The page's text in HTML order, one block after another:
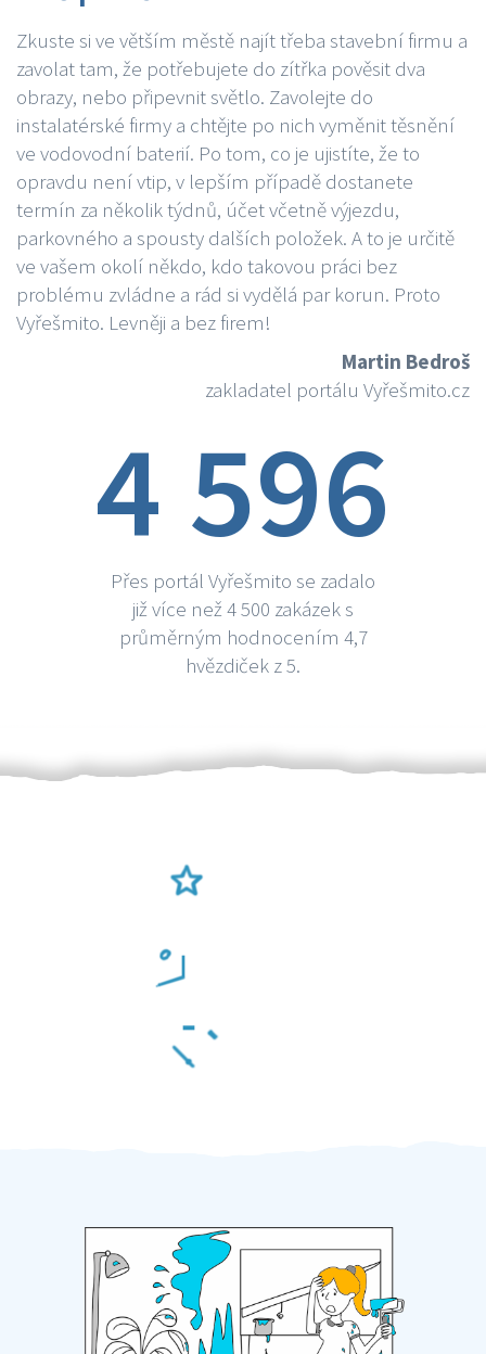
Zkuste si ve větším městě najít třeba stavební firmu a
zavolat tam, že potřebujete do zítřka pověsit dva
obrazy, nebo připevnit světlo. Zavolejte do
instalatérské firmy a chtějte po nich vyměnit těsnění
ve vodovodní baterií. Po tom, co je ujistíte, že to
opravdu není vtip, v lepším případě dostanete
termín za několik týdnů, účet včetně výjezdu,
parkovného a spousty dalších položek. A to je určitě
ve vašem okolí někdo, kdo takovou práci bez
problému zvládne a rád si vydělá par korun. Proto
Vyřešmito. Levněji a bez firem!
Martin Bedroš
zakladatel portálu Vyřešmito.cz
4 596
Přes portál Vyřešmito se zadalo
již více než 4 500 zakázek s
průměrným hodnocením 4,7
hvězdiček z 5.